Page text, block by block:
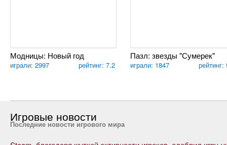
Модницы: Новый год
играли: 2997 рейтинг: 7.2
Пазл: звезды "Сумерек"
играли: 1847 рейтинг:
Игровые новости
Последние новости игрового мира